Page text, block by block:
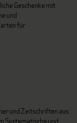
Geschenke mit
und
für
und Zeitschriften aus
Systematische und